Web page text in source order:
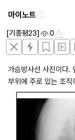
마이노트
[기종평23] 0
가슴방사선 사진이다.
부위에 주로 있는 조